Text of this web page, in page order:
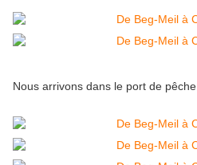
Nous arrivons dans le port de pêche.